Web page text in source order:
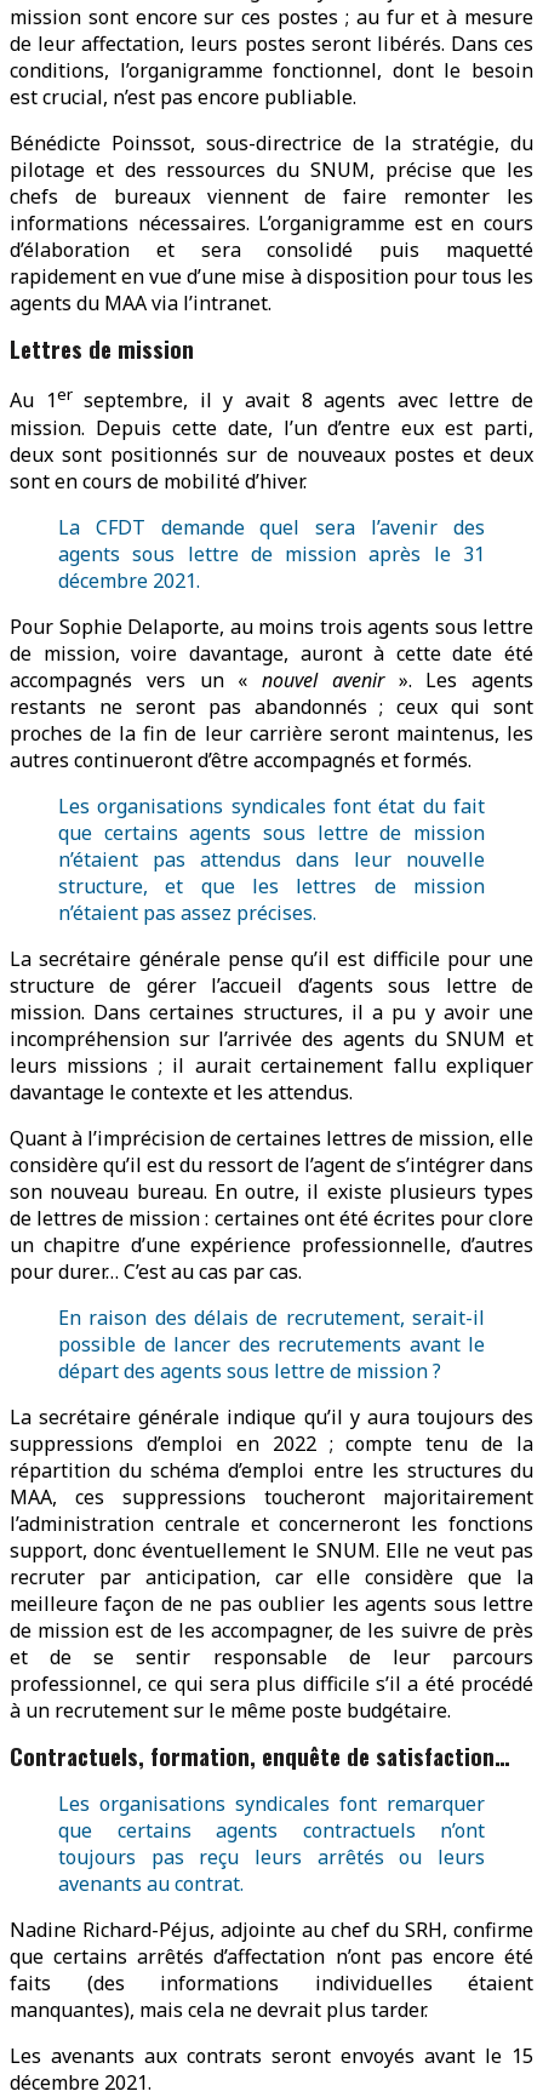
mission sont encore sur ces postes ; au fur et à mesure
de leur affectation, leurs postes seront libérés. Dans ces
conditions, l’organigramme fonctionnel, dont le besoin
est crucial, n’est pas encore publiable.
Bénédicte Poinssot, sous-directrice de la stratégie, du
pilotage et des ressources du SNUM, précise que les
chefs de bureaux viennent de faire remonter les
informations nécessaires. L’organigramme est en cours
d’élaboration et sera consolidé puis maquetté
rapidement en vue d’une mise à disposition pour tous les
agents du MAA via l’intranet.
Lettres de mission
Au 1erseptembre, il y avait 8 agents avec lettre de
mission. Depuis cette date, l’un d’entre eux est parti,
deux sont positionnés sur de nouveaux postes et deux
sont en cours de mobilité d’hiver.
La CFDT demande quel sera l’avenir des
agents sous lettre de mission après le 31
décembre 2021.
Pour Sophie Delaporte, au moins trois agents sous lettre
de mission, voire davantage, auront à cette date été
accompagnés vers un « nouvel avenir». Les agents
restants ne seront pas abandonnés ; ceux qui sont
proches de la fin de leur carrière seront maintenus, les
autres continueront d’être accompagnés et formés.
Les organisations syndicales font état du fait
que certains agents sous lettre de mission
n’étaient pas attendus dans leur nouvelle
structure, et que les lettres de mission
n’étaient pas assez précises.
La secrétaire générale pense qu’il est difficile pour une
structure de gérer l’accueil d’agents sous lettre de
mission. Dans certaines structures, il a pu y avoir une
incompréhension sur l’arrivée des agents du SNUM et
leurs missions ; il aurait certainement fallu expliquer
davantage le contexte et les attendus.
Quant à l’imprécision de certaines lettres de mission, elle
considère qu’il est du ressort de l’agent de s’intégrer dans
son nouveau bureau. En outre, il existe plusieurs types
de lettres de mission : certaines ont été écrites pour clore
un chapitre d’une expérience professionnelle, d’autres
pour durer… C’est au cas par cas.
En raison des délais de recrutement, serait-il
possible de lancer des recrutements avant le
départ des agents sous lettre de mission ?
La secrétaire générale indique qu’il y aura toujours des
suppressions d’emploi en 2022 ; compte tenu de la
répartition du schéma d’emploi entre les structures du
MAA, ces suppressions toucheront majoritairement
l’administration centrale et concerneront les fonctions
support, donc éventuellement le SNUM. Elle ne veut pas
recruter par anticipation, car elle considère que la
meilleure façon de ne pas oublier les agents sous lettre
de mission est de les accompagner, de les suivre de près
et de se sentir responsable de leur parcours
professionnel, ce qui sera plus difficile s’il a été procédé
à un recrutement sur le même poste budgétaire.
Contractuels, formation, enquête de satisfaction…
Les organisations syndicales font remarquer
que certains agents contractuels n’ont
toujours pas reçu leurs arrêtés ou leurs
avenants au contrat.
Nadine Richard-Péjus, adjointe au chef du SRH, confirme
que certains arrêtés d’affectation n’ont pas encore été
faits (des informations individuelles étaient
manquantes), mais cela ne devrait plus tarder.
Les avenants aux contrats seront envoyés avant le 15
décembre 2021.